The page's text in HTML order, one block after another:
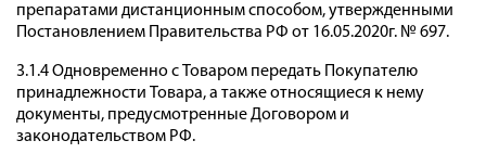
препаратами дистанционным способом, утвержденными
Постановлением Правительства РФ от 16.05.2020г. № 697.
3.1.4 Одновременно с Товаром передать Покупателю
принадлежности Товара, а также относящиеся к нему
документы, предусмотренные Договором и
законодательством РФ.